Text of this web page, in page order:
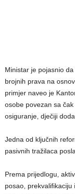
Ministar je pojasnio
brojnih prava na
primjer naveo je
osobe povezan sa
osiguranje, dječiji
Jedna od ključnih
pasivnih tražilaca posla.
Prema prijedlogu,
posao,